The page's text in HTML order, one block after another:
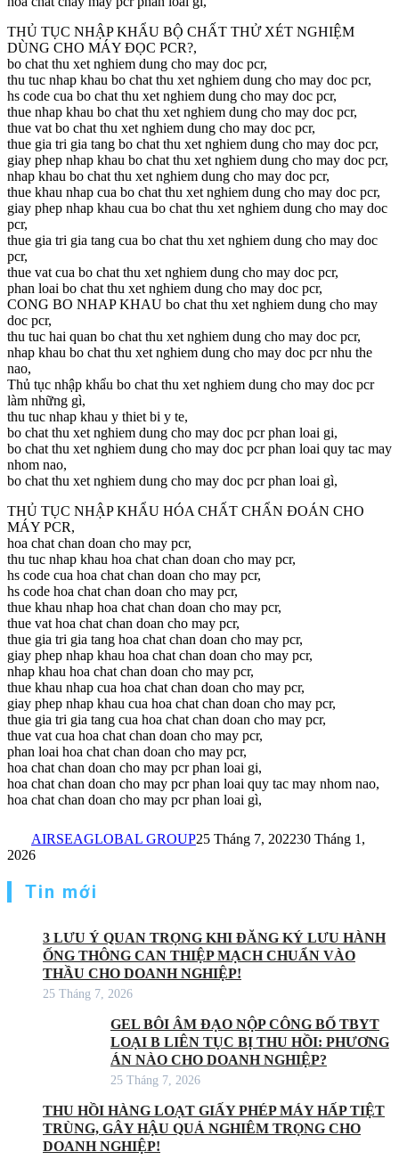
THỦ TỤC NHẬP KHẨU BỘ CHẤT THỬ XÉT NGHIỆM
DÙNG CHO MÁY ĐỌC PCR?,
bo chat thu xet nghiem dung cho may doc pcr,
thu tuc nhap khau bo chat thu xet nghiem dung cho may doc pcr,
hs code cua bo chat thu xet nghiem dung cho may doc pcr,
thue nhap khau bo chat thu xet nghiem dung cho may doc pcr,
thue vat bo chat thu xet nghiem dung cho may doc pcr,
thue gia tri gia tang bo chat thu xet nghiem dung cho may doc pcr,
giay phep nhap khau bo chat thu xet nghiem dung cho may doc pcr,
nhap khau bo chat thu xet nghiem dung cho may doc pcr,
thue khau nhap cua bo chat thu xet nghiem dung cho may doc pcr,
giay phep nhap khau cua bo chat thu xet nghiem dung cho may doc
pcr,
thue gia tri gia tang cua bo chat thu xet nghiem dung cho may doc
pcr,
thue vat cua bo chat thu xet nghiem dung cho may doc pcr,
phan loai bo chat thu xet nghiem dung cho may doc pcr,
CONG BO NHAP KHAU bo chat thu xet nghiem dung cho may
doc pcr,
thu tuc hai quan bo chat thu xet nghiem dung cho may doc pcr,
nhap khau bo chat thu xet nghiem dung cho may doc pcr nhu the
nao,
Thủ tục nhập khẩu bo chat thu xet nghiem dung cho may doc pcr
làm những gì,
thu tuc nhap khau y thiet bi y te,
bo chat thu xet nghiem dung cho may doc pcr phan loai gi,
bo chat thu xet nghiem dung cho may doc pcr phan loai quy tac may
nhom nao,
bo chat thu xet nghiem dung cho may doc pcr phan loai gì,
THỦ TỤC NHẬP KHẨU HÓA CHẤT CHẨN ĐOÁN CHO
MÁY PCR,
hoa chat chan doan cho may pcr,
thu tuc nhap khau hoa chat chan doan cho may pcr,
hs code cua hoa chat chan doan cho may pcr,
hs code hoa chat chan doan cho may pcr,
thue khau nhap hoa chat chan doan cho may pcr,
thue vat hoa chat chan doan cho may pcr,
thue gia tri gia tang hoa chat chan doan cho may pcr,
giay phep nhap khau hoa chat chan doan cho may pcr,
nhap khau hoa chat chan doan cho may pcr,
thue khau nhap cua hoa chat chan doan cho may pcr,
giay phep nhap khau cua hoa chat chan doan cho may pcr,
thue gia tri gia tang cua hoa chat chan doan cho may pcr,
thue vat cua hoa chat chan doan cho may pcr,
phan loai hoa chat chan doan cho may pcr,
hoa chat chan doan cho may pcr phan loai gi,
hoa chat chan doan cho may pcr phan loai quy tac may nhom nao,
hoa chat chan doan cho may pcr phan loai gì,
AIRSEAGLOBAL GROUP25 Tháng 7, 202230 Tháng 1,
2026
Tin mới
3 LƯU Ý QUAN TRỌNG KHI ĐĂNG KÝ LƯU HÀNH
ỐNG THÔNG CAN THIỆP MẠCH CHUẨN VÀO
THẦU CHO DOANH NGHIỆP!
25 Tháng 7, 2026
GEL BÔI ÂM ĐẠO NỘP CÔNG BỐ TBYT
LOẠI B LIÊN TỤC BỊ THU HỒI: PHƯƠNG
ÁN NÀO CHO DOANH NGHIỆP?
25 Tháng 7, 2026
THU HỒI HÀNG LOẠT GIẤY PHÉP MÁY HẤP TIỆT
TRÙNG, GÂY HẬU QUẢ NGHIÊM TRỌNG CHO
DOANH NGHIỆP!